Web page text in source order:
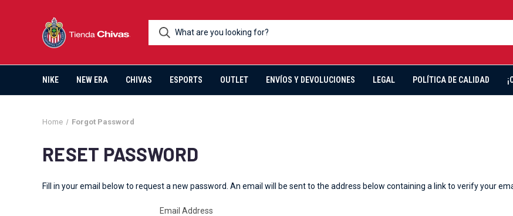
NIKE NEW ERA CHIVAS ESPORTS OUTLET ENVÍOS Y DEVOLUCIONES LEGAL POLÍTICA DE CALIDAD
Home Forgot Password
RESET PASSWORD
Fill in your email below to request a new password. An email will be sent to the address below containing a link to verify your
Email Address